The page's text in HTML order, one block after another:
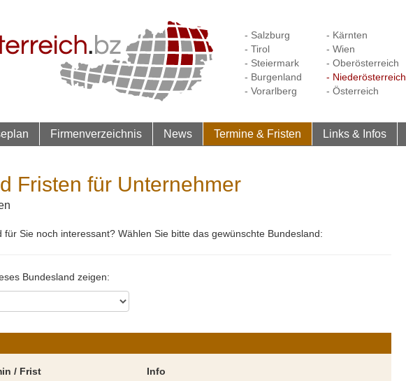
- Salzburg
- Tirol
- Steiermark
- Burgenland
- Vorarlberg
- Kärnten
- Wien
- Oberösterreich
- Niederösterreich
- Österreich
Firmenverzeichnis News Termine & Fristen Links & Infos
Fristen für Unternehmer
für Sie noch interessant? Wählen Sie bitte das gewünschte Bundesland:
Bundesland zeigen:
/ Frist
Info